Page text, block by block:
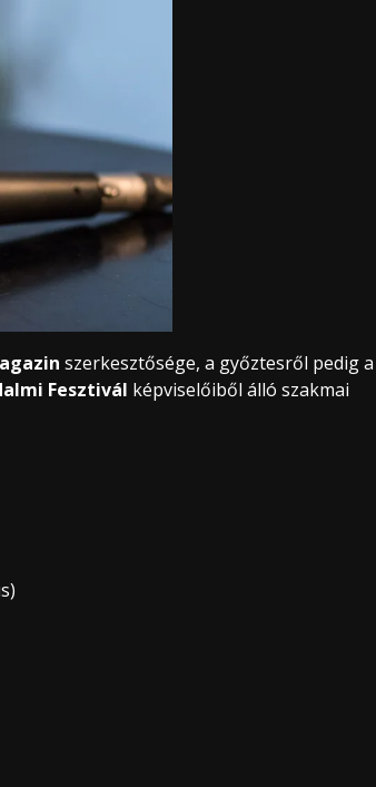
szerkesztősége, a győztesről pedig a
Fesztivál képviselőiből álló szakmai